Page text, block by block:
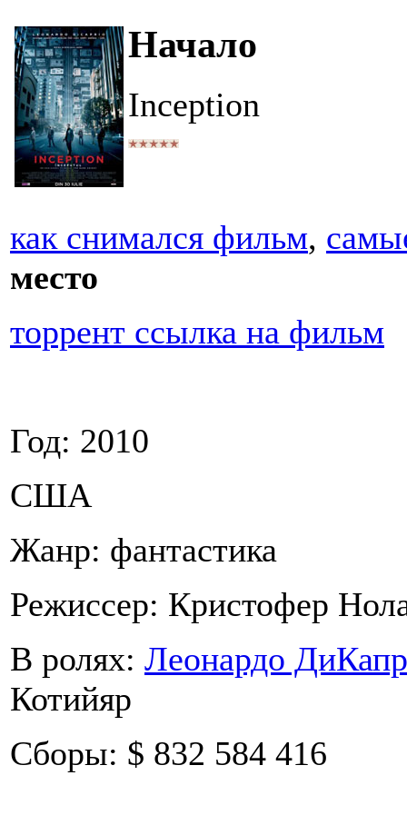
Начало
Inception
как снимался фильм,
место
торрент ссылка на фильм
Год: 2010
США
Жанр: фантастика
Режиссер: Кристофер
В ролях: Леонардо
Котийяр
Сборы: $ 832 584 416